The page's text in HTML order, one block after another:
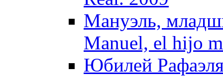
Мануэль,
Manuel, el hijo
Юбилей